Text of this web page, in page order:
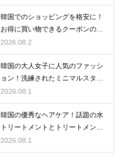
韓国でのショッピングを格安に！
お得に買い物できるクーポンの賢
い探し方
2026.08.2
韓国の大人女子に人気のファッシ
ョン！洗練されたミニマルスタイ
ルの特徴
2026.08.1
韓国の優秀なヘアケア！話題の水
トリートメントとトリートメント
の使い分け
2026.08.1